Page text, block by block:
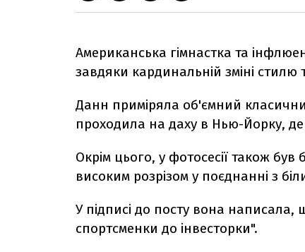
Американська гімнастка та
завдяки кардинальній зміні стилю
Данн приміряла об'ємний
проходила на даху в Нью-Йорку,
Окрім цього, у фотосесії також був
високим розрізом у поєднанні з
У підписі до посту вона написала,
спортсменки до інвесторки".